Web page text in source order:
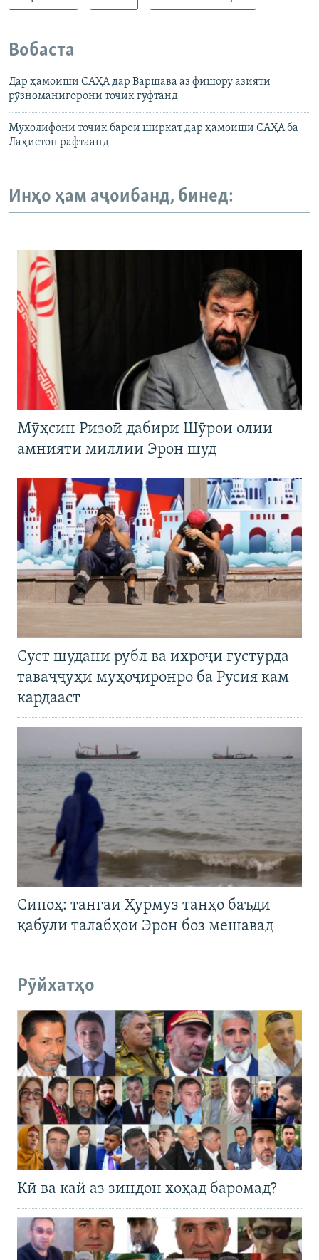
Вобаста
Дар ҳамоиши САҲА дар Варшава аз фишору азияти
рӯзноманигорони тоҷик гуфтанд
Мухолифони тоҷик барои ширкат дар ҳамоиши САҲА ба
Лаҳистон рафтаанд
Инҳо ҳам аҷоибанд, бинед:
Мӯҳсин Ризоӣ дабири Шӯрои олии
амнияти миллии Эрон шуд
Суст шудани рубл ва ихроҷи густурда
таваҷҷуҳи муҳоҷиронро ба Русия кам
кардааст
Сипоҳ: тангаи Ҳурмуз танҳо баъди
қабули талабҳои Эрон боз мешавад
Рӯйхатҳо
Кӣ ва кай аз зиндон хоҳад баромад?